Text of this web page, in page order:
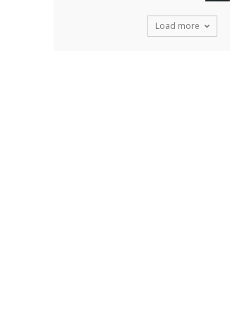
Load more